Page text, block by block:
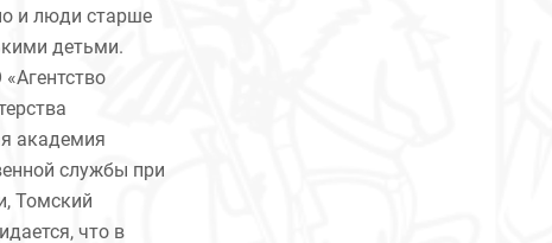
и люди старше
детьми.
академия
службы при
Томский
что в